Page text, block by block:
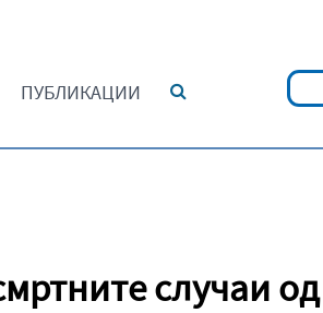
ПУБЛИКАЦИИ
случаи од